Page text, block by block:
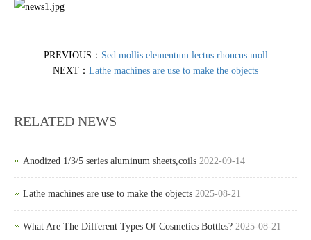
PREVIOUS： Sed mollis elementum lectus rhoncus moll
NEXT： Lathe machines are use to make the objects
RELATED NEWS
Anodized 1/3/5 series aluminum sheets,coils 2022-09-14
Lathe machines are use to make the objects 2025-08-21
What Are The Different Types Of Cosmetics Bottles? 2025-08-21